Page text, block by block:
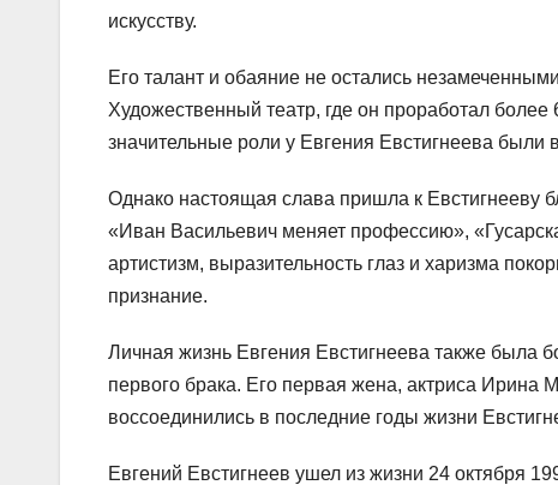
искусству.
Его талант и обаяние не остались
Художественный театр, где он проработал
значительные роли у Евгения Евстигнеева были
Однако настоящая слава пришла к Евстигнееву
«Иван Васильевич меняет профессию»,
артистизм, выразительность глаз и харизма
признание.
Личная жизнь Евгения Евстигнеева также была
первого брака. Его первая жена, актриса
воссоединились в последние годы жизни
Евгений Евстигнеев ушел из жизни 24 октября